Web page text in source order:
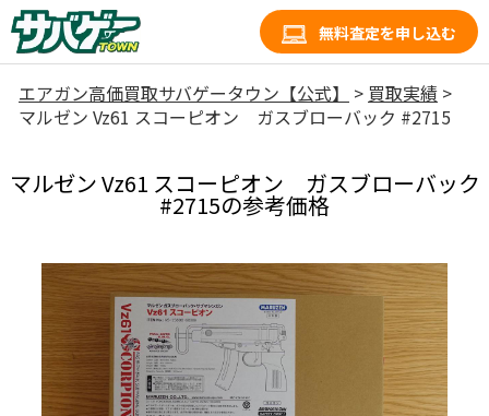
無料査定を申し込む
エアガン高価買取サバゲータウン【公式】 > 買取実績 >
マルゼン Vz61 スコーピオン ガスブローバック #2715
マルゼン Vz61 スコーピオン ガスブローバック
#2715の参考価格